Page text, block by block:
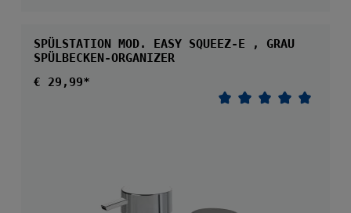
SPÜLSTATION MOD. EASY SQUEEZ-E , GRAU
SPÜLBECKEN-ORGANIZER
Regulärer Preis:
€ 29,99*